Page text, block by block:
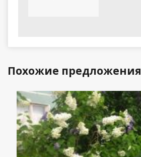
Похожие предложения